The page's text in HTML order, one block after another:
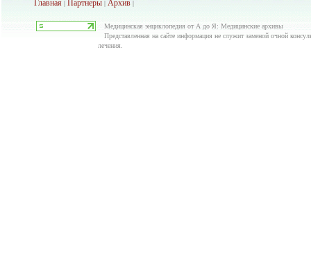
| | |
Медицинская энциклопедия от А до Я: Медицинские архивы
Представленная на сайте информация не служит заменой очной
лечения.